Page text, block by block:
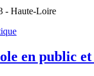
- Haute-Loire
en public et